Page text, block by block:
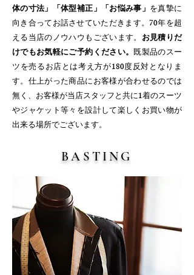
体の寸法」「体型補正」「お悩み事」 を真摯に
向き合ってお話させていただきます。70年を超
える当店のノウハウもございます。 お見積りだ
けでもお気軽にご予約ください。 既製品のスー
ツを売るお店とは考え方が180度反対となりま
す。仕上がった商品にお客様が合わせるのでは
無く、お客様が当店スタッフと共に1着のスーツ
やジャケット等々を設計して楽しくお買い物が
出来る場所でございます。
BASTING